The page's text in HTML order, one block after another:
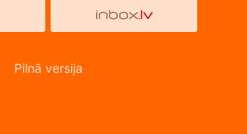
Pilnā versija